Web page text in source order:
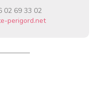
02 69 33 02
perigord.net